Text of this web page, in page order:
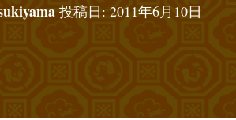
投稿日: 2011年6月10日